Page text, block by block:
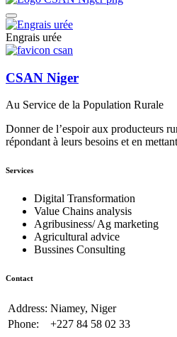
Engrais urée
CSAN Niger
Au Service de la Population Rurale
Donner de l’espoir aux producteurs
répondant à leurs besoins et en
Services
Digital Transformation
Value Chains analysis
Agribusiness/ Ag marketing
Agricultural advice
Bussines Consulting
Contact
Address: Niamey, Niger
Phone:
+227 84 58 02 33